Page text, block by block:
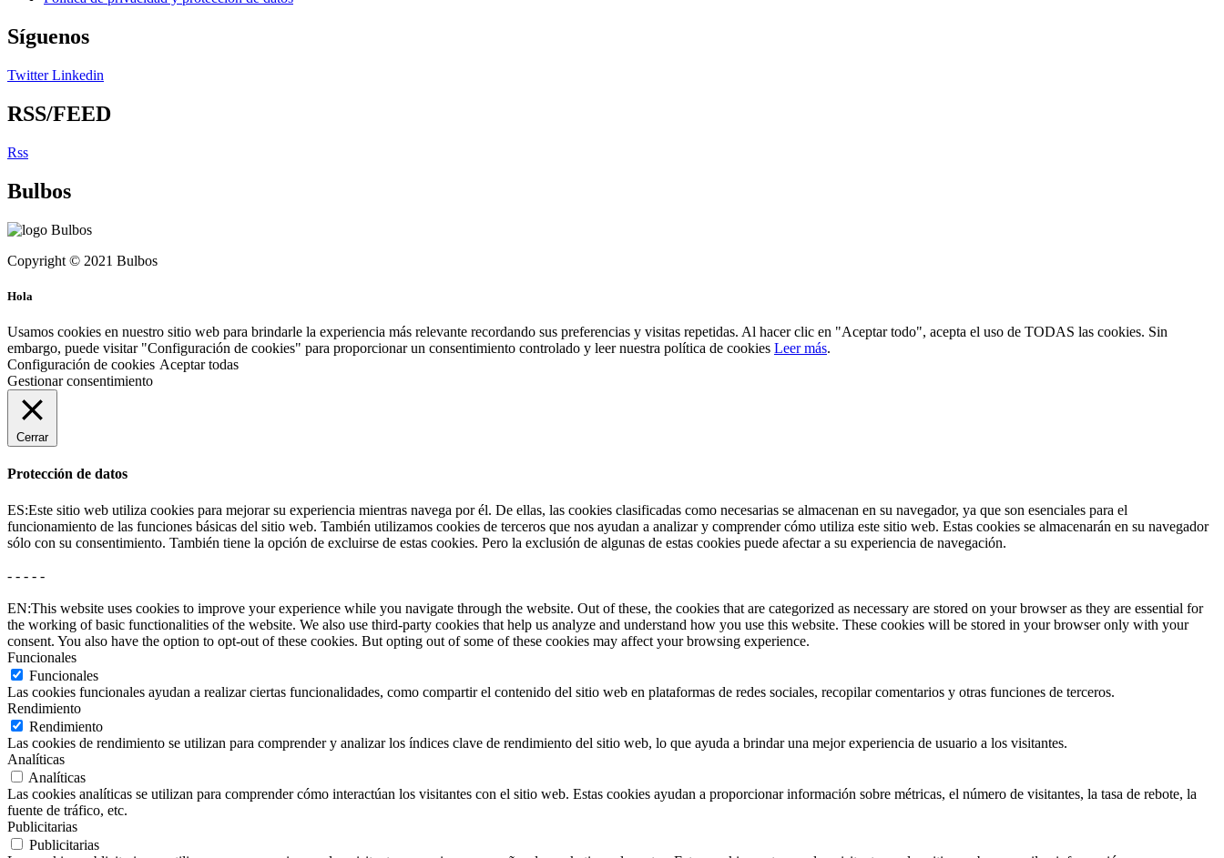
Síguenos
Twitter Linkedin
RSS/FEED
Rss
Bulbos
Copyright © 2021 Bulbos
Hola
Usamos cookies en nuestro sitio web para brindarle la experiencia más relevante recordando sus preferencias y visitas repetidas. Al hacer clic en "Aceptar todo", acepta el uso de TODAS las cookies. Sin
embargo, puede visitar "Configuración de cookies" para proporcionar un consentimiento controlado y leer nuestra política de cookies Leer más.
Configuración de cookies Aceptar todas
Gestionar consentimiento
Cerrar
Protección de datos
ES:Este sitio web utiliza cookies para mejorar su experiencia mientras navega por él. De ellas, las cookies clasificadas como necesarias se almacenan en su navegador, ya que son esenciales para el
funcionamiento de las funciones básicas del sitio web. También utilizamos cookies de terceros que nos ayudan a analizar y comprender cómo utiliza este sitio web. Estas cookies se almacenarán en su navegador
sólo con su consentimiento. También tiene la opción de excluirse de estas cookies. Pero la exclusión de algunas de estas cookies puede afectar a su experiencia de navegación.
- - - - -
EN:This website uses cookies to improve your experience while you navigate through the website. Out of these, the cookies that are categorized as necessary are stored on your browser as they are essential for
the working of basic functionalities of the website. We also use third-party cookies that help us analyze and understand how you use this website. These cookies will be stored in your browser only with your
consent. You also have the option to opt-out of these cookies. But opting out of some of these cookies may affect your browsing experience.
Funcionales
Funcionales
Las cookies funcionales ayudan a realizar ciertas funcionalidades, como compartir el contenido del sitio web en plataformas de redes sociales, recopilar comentarios y otras funciones de terceros.
Rendimiento
Rendimiento
Las cookies de rendimiento se utilizan para comprender y analizar los índices clave de rendimiento del sitio web, lo que ayuda a brindar una mejor experiencia de usuario a los visitantes.
Analíticas
Analíticas
Las cookies analíticas se utilizan para comprender cómo interactúan los visitantes con el sitio web. Estas cookies ayudan a proporcionar información sobre métricas, el número de visitantes, la tasa de rebote, la
fuente de tráfico, etc.
Publicitarias
Publicitarias